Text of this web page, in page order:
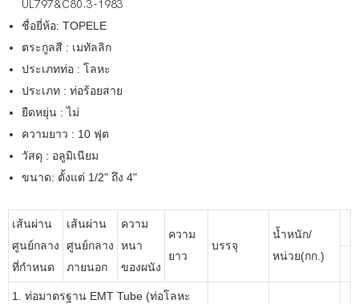
UL797&C80.3-1983
ชื่อยี่ห้อ: TOPELE
ตระกูลสี : เมทัลลิก
ประเภทท่อ : โลหะ
ประเภท : ท่อร้อยสาย
ยืดหยุ่น : ไม่
ความยาว : 10 ฟุต
วัสดุ : อลูมิเนียม
ขนาด: ตั้งแต่ 1/2" ถึง 4"
เส้นผ่าน
ศูนย์กลาง
ที่กำหนด
เส้นผ่าน
ศูนย์กลาง
ภายนอก
ความ
หนา
ของผนัง
ความ
ยาว
บรรจุ
น้ำหนัก/
หน่วย(กก.)
1. ท่อมาตรฐาน EMT Tube (ท่อโลหะ